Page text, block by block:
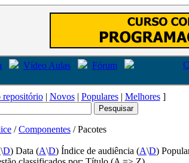
Vídeo Aulas
Fórum
repositório| Novos| Populares| Melhores]
/Componentes / Pacotes
\D) Data (A\D) Índice de audiência (A\D)